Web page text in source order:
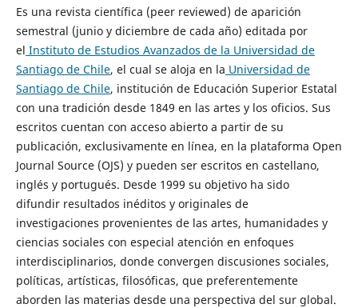
Es una revista científica (peer reviewed) de aparición
semestral (junio y diciembre de cada año) editada por
el Instituto de Estudios Avanzados de la Universidad de
Santiago de Chile, el cual se aloja en la Universidad de
Santiago de Chile, institución de Educación Superior Estatal
con una tradición desde 1849 en las artes y los oficios. Sus
escritos cuentan con acceso abierto a partir de su
publicación, exclusivamente en línea, en la plataforma Open
Journal Source (OJS) y pueden ser escritos en castellano,
inglés y portugués. Desde 1999 su objetivo ha sido
difundir resultados inéditos y originales de
investigaciones provenientes de las artes, humanidades y
ciencias sociales con especial atención en enfoques
interdisciplinarios, donde convergen discusiones sociales,
políticas, artísticas, filosóficas, que preferentemente
aborden las materias desde una perspectiva del sur global.